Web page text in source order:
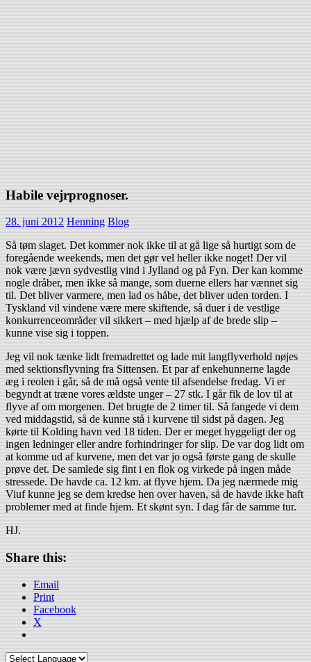
Habile vejrprognoser.
28. juni 2012 Henning Blog
Så tøm slaget. Det kommer nok ikke til at gå lige så hurtigt som de
foregående weekends, men det gør vel heller ikke noget! Der vil
nok være jævn sydvestlig vind i Jylland og på Fyn. Der kan komme
nogle dråber, men ikke så mange, som duerne ellers har vænnet sig
til. Det bliver varmere, men lad os håbe, det bliver uden torden. I
Tyskland vil vindene være mere skiftende, så duer i de vestlige
konkurrenceområder vil sikkert – med hjælp af de brede slip –
kunne vise sig i toppen.
Jeg vil nok tænke lidt fremadrettet og lade mit langflyverhold nøjes
med sektionsflyvning fra Sittensen. Et par af enkehunnerne lagde
æg i reolen i går, så de må også vente til afsendelse fredag. Vi er
begyndt at træne vores ældste unger – 27 stk. I går fik de lov til at
flyve af om morgenen. Det brugte de 2 timer til. Så fangede vi dem
ved middagstid, så de kunne stå i kurvene til sidst på dagen. Jeg
kørte til Kolding havn ved 18 tiden. Der er meget hyggeligt der og
ingen ledninger eller andre forhindringer for slip. De var dog lidt om
at komme ud af kurvene, men det var jo også første gang de skulle
prøve det. De samlede sig fint i en flok og virkede på ingen måde
stressede. De havde ca. 12 km. at flyve hjem. Da jeg nærmede mig
Viuf kunne jeg se dem kredse hen over haven, så de havde ikke haft
problemer med at finde hjem. Et skønt syn. I dag får de samme tur.
HJ.
Share this:
Email
Print
Facebook
X